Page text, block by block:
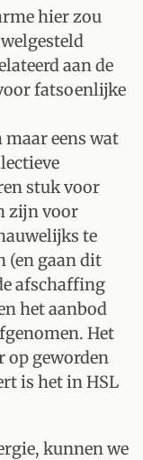
hier zou
aan de
fatsoenlijke
eens wat
stuk voor
zijn voor
te
(en gaan dit
afschaffing
het aanbod
Het
op geworden
is het in HSL
kunnen we